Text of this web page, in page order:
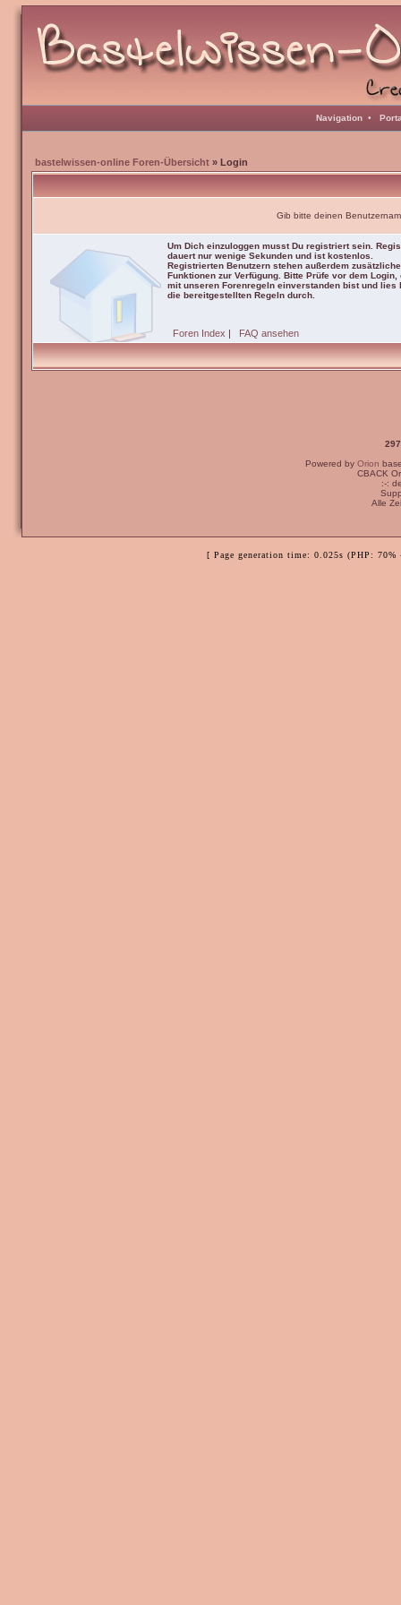
Navigation •
bastelwissen-online Foren-Übersicht » Login
Gib bitte deinen
Um Dich einzuloggen musst Du registriert sein.
dauert nur wenige Sekunden und ist kostenlos.
Registrierten Benutzern stehen außerdem zusätzliche
Funktionen zur Verfügung. Bitte Prüfe vor dem Login,
mit unseren Forenregeln einverstanden bist und lies
die bereitgestellten Regeln durch.
Foren Index | FAQ ansehen
Powered by Orion
CBACK
:-:
Alle
[ Page generation time: 0.025s (PHP: